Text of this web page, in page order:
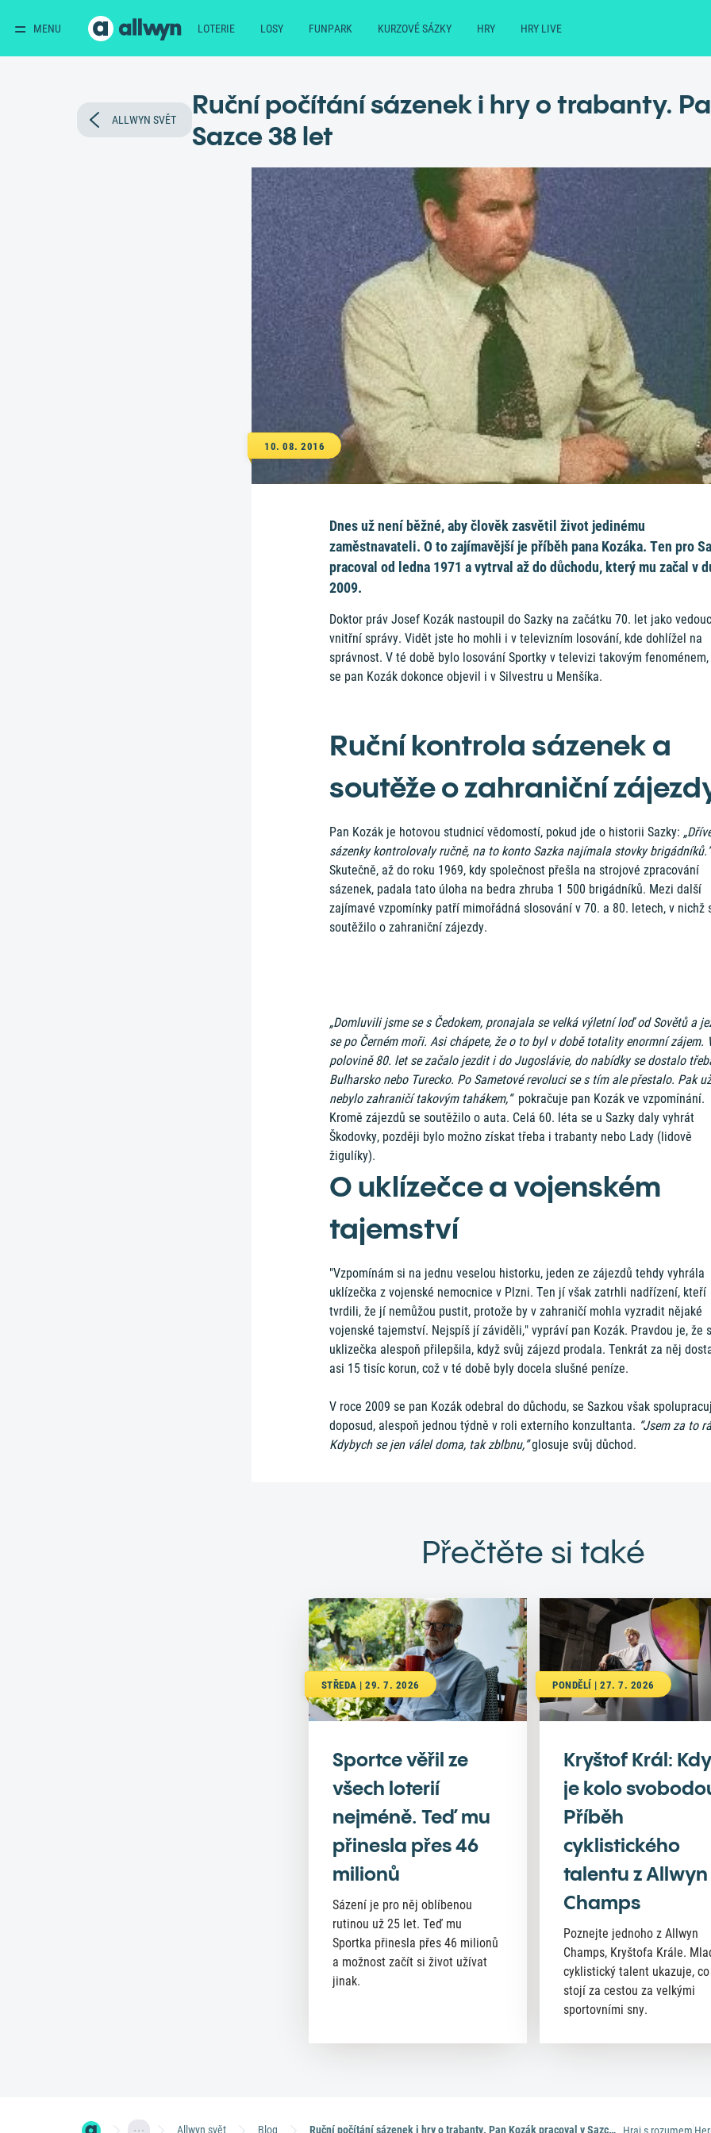
MENU LOTERIE LOSY FUNPARK KURZOVÉ SÁZKY HRY HRY LIVE
ALLWYN SVĚT
Ruční počítání sázenek i hry o trabanty.
Sazce 38 let
10. 08. 2016
Dnes už není běžné, aby člověk zasvětil život jedinému
zaměstnavateli. O to zajímavější je příběh pana Kozáka. Ten pro
pracoval od ledna 1971 a vytrval až do důchodu, který mu začal v
2009.
Doktor práv Josef Kozák nastoupil do Sazky na začátku 70. let jako
vnitřní správy. Vidět jste ho mohli i v televizním losování, kde dohlížel na
správnost. V té době bylo losování Sportky v televizi takovým fenoménem,
se pan Kozák dokonce objevil i v Silvestru u Menšíka.
Ruční kontrola sázenek a
soutěže o zahraniční
Pan Kozák je hotovou studnicí vědomostí, pokud jde o historii Sazky:
sázenky kontrolovaly ručně, na to konto Sazka najímala stovky brigádníků.“
Skutečně, až do roku 1969, kdy společnost přešla na strojové zpracování
sázenek, padala tato úloha na bedra zhruba 1 500 brigádníků. Mezi další
zajímavé vzpomínky patří mimořádná slosování v 70. a 80. letech, v nichž
soutěžilo o zahraniční zájezdy.
„Domluvili jsme se s Čedokem, pronajala se velká výletní loď od Sovětů a
se po Černém moři. Asi chápete, že o to byl v době totality enormní zájem.
polovině 80. let se začalo jezdit i do Jugoslávie, do nabídky se dostalo
Bulharsko nebo Turecko. Po Sametové revoluci se s tím ale přestalo. Pak už
nebylo zahraničí takovým tahákem,“ pokračuje pan Kozák ve vzpomínání.
Kromě zájezdů se soutěžilo o auta. Celá 60. léta se u Sazky daly vyhrát
Škodovky, později bylo možno získat třeba i trabanty nebo Lady (lidově
žigulíky).
O uklízečce a vojenském
tajemství
"Vzpomínám si na jednu veselou historku, jeden ze zájezdů tehdy vyhrála
uklízečka z vojenské nemocnice v Plzni. Ten jí však zatrhli nadřízení, kteří
tvrdili, že jí nemůžou pustit, protože by v zahraničí mohla vyzradit nějaké
vojenské tajemství. Nejspíš jí záviděli," vypráví pan Kozák. Pravdou je, že
uklizečka alespoň přilepšila, když svůj zájezd prodala. Tenkrát za něj
asi 15 tisíc korun, což v té době byly docela slušné peníze.
V roce 2009 se pan Kozák odebral do důchodu, se Sazkou však
doposud, alespoň jednou týdně v roli externího konzultanta. “Jsem za to
Kdybych se jen válel doma, tak zblbnu,”glosuje svůj důchod.
Přečtěte si také
STŘEDA | 29. 7. 2026
Sportce věřil ze
všech loterií
nejméně. Teď mu
přinesla přes 46
milionů
Sázení je pro něj oblíbenou
rutinou už 25 let. Teď mu
Sportka přinesla přes 46 milionů
a možnost začít si život užívat
jinak.
PONDĚLÍ | 27. 7. 2026
Kryštof Král:
je kolo
Příběh
cyklistického
talentu z Allwyn
Champs
Poznejte jednoho z Allwyn
Champs, Kryštofa Krále.
cyklistický talent ukazuje, co
stojí za cestou za velkými
sportovními sny.
Allwyn svět Blog Ruční počítání sázenek i hry o trabanty. Pan Kozák pracoval v Sazce 38 let Hraj s rozumem